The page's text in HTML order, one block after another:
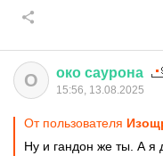
О око саурона
15:56, 13.08.2025
От пользователя
Ну и гандон же ты. А я